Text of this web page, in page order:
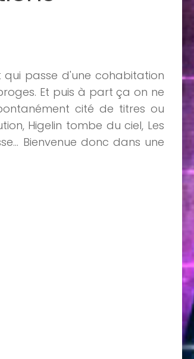
qui passe d'une cohabitation
Et puis à part ça on ne
cité de titres ou
Higelin tombe du ciel, Les
Bienvenue donc dans une